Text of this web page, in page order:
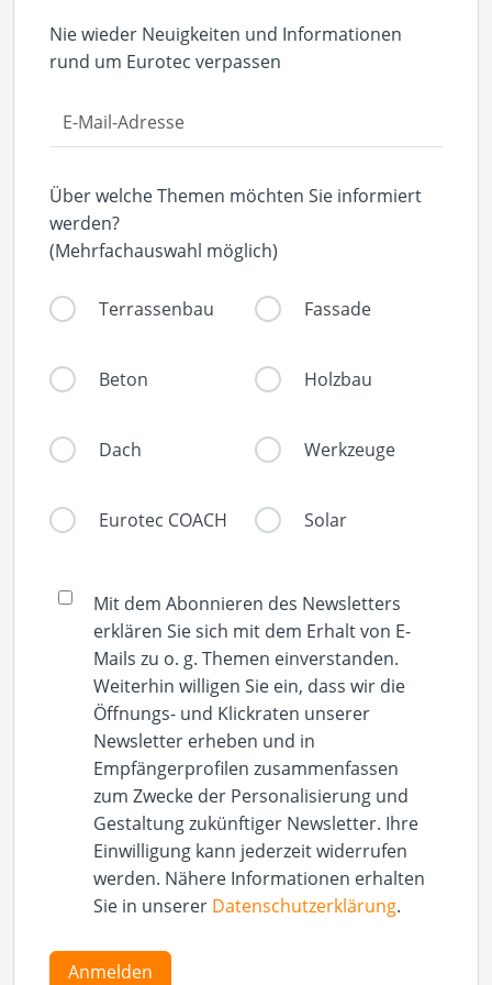
Nie wieder Neuigkeiten und Informationen
rund um Eurotec verpassen
Über welche Themen möchten Sie informiert
werden?
(Mehrfachauswahl möglich)
Terrassenbau Fassade
Beton Holzbau
Dach Werkzeuge
Eurotec COACH Solar
Mit dem Abonnieren des Newsletters
erklären Sie sich mit dem Erhalt von E-
Mails zu o. g. Themen einverstanden.
Weiterhin willigen Sie ein, dass wir die
Öffnungs- und Klickraten unserer
Newsletter erheben und in
Empfängerprofilen zusammenfassen
zum Zwecke der Personalisierung und
Gestaltung zukünftiger Newsletter. Ihre
Einwilligung kann jederzeit widerrufen
werden. Nähere Informationen erhalten
Sie in unserer Datenschutzerklärung.